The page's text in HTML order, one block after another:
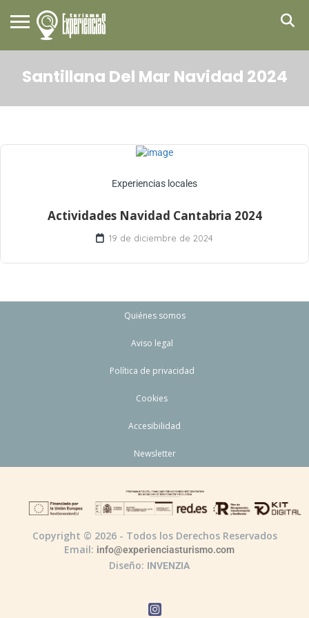
Santillana Del Mar Navidad 2024
Experiencias locales
Actividades Navidad Cantabria 2024
19 de diciembre de 2024
Quiénes somos
Aviso legal
Política de privacidad
Cookies
Accesibilidad
Newsletter
Copyright © 2026 - Todos los Derechos Reservados
Email: info@experienciasturismo.com
Diseño: INVENZIA